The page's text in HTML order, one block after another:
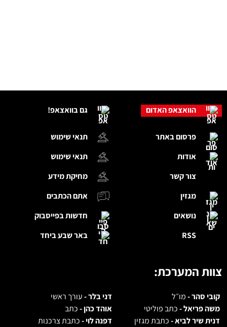
גם בוואצאפ!
תנאי שימוש
תנאי שימוש
מחיקת מידע
אתם הכתבים
חדשות בפייסבוק
באר שבע ביחד
הוואצאפ האדום
פרסום באתר
אודות
צור קשר
מגזין
נושאים
RSS
צוות המערכת:
קובי סהר -מו״ל דני בלר -עורך ראשי
משה פריאל -כתב פוליטי אוהד כהן -כתב
דנית שיר לביא -כתבת מגזין דפנה לוי -כתבת צרכנות